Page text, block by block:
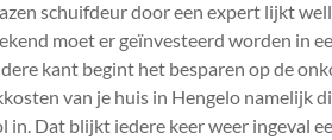
schuifdeur door een expert lijkt
moet er geïnvesteerd worden in
kant begint het besparen op de
van je huis in Hengelo namelijk
in. Dat blijkt iedere keer weer ingeval